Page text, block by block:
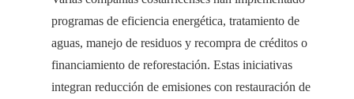
programas de eficiencia energética, tratamiento de
aguas, manejo de residuos y recompra de créditos o
financiamiento de reforestación. Estas iniciativas
integran reducción de emisiones con restauración de